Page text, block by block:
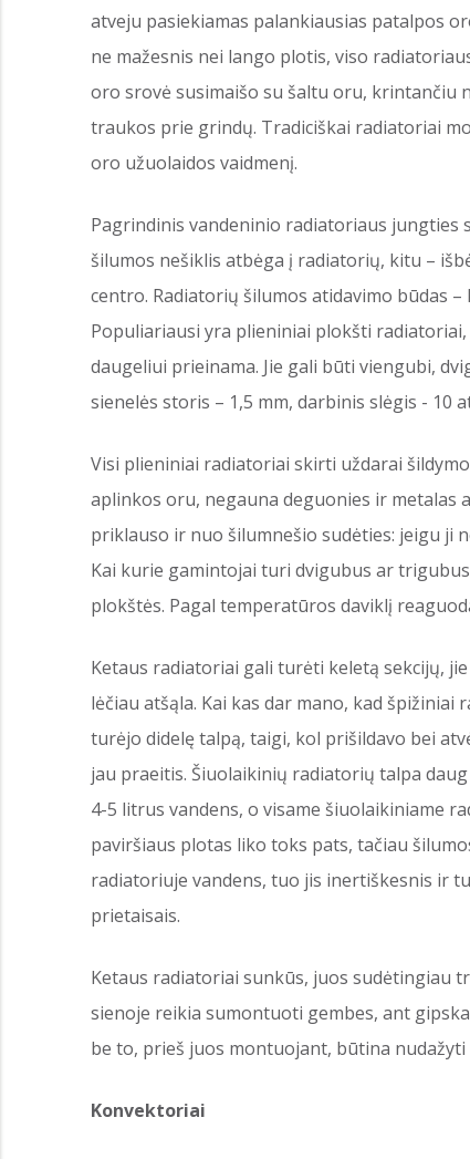
atveju pasiekiamas palankiausias patalpos
ne mažesnis nei lango plotis, viso
oro srovė susimaišo su šaltu oru, krintančiu
traukos prie grindų. Tradiciškai radiatoriai
oro užuolaidos vaidmenį.
Pagrindinis vandeninio radiatoriaus jungties
šilumos nešiklis atbėga į radiatorių, kitu –
centro. Radiatorių šilumos atidavimo būdas
Populiariausi yra plieniniai plokšti
daugeliui prieinama. Jie gali būti viengubi,
sienelės storis – 1,5 mm, darbinis slėgis - 10
Visi plieniniai radiatoriai skirti uždarai
aplinkos oru, negauna deguonies ir
priklauso ir nuo šilumnešio sudėties: jeigu ji
Kai kurie gamintojai turi dvigubus ar
plokštės. Pagal temperatūros daviklį
Ketaus radiatoriai gali turėti keletą sekcijų,
lėčiau atšąla. Kai kas dar mano, kad
turėjo didelę talpą, taigi, kol prišildavo bei
jau praeitis. Šiuolaikinių radiatorių talpa
4-5 litrus vandens, o visame šiuolaikiniame
paviršiaus plotas liko toks pats, tačiau
radiatoriuje vandens, tuo jis inertiškesnis ir
prietaisais.
Ketaus radiatoriai sunkūs, juos sudėtingiau
sienoje reikia sumontuoti gembes, ant
be to, prieš juos montuojant, būtina
Konvektoriai